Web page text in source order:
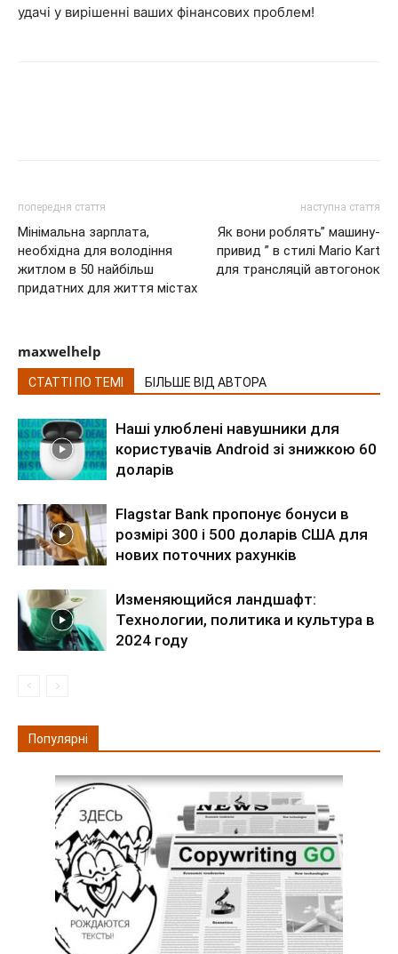
удачі у вирішенні ваших фінансових проблем!
попередня стаття
Мінімальна зарплата,
необхідна для володіння
житлом в 50 найбільш
придатних для життя містах
наступна стаття
Як вони роблять” машину-
привид ” в стилі Mario Kart
для трансляцій автогонок
maxwelhelp
СТАТТІ ПО ТЕМІ БІЛЬШЕ ВІД АВТОРА
Наші улюблені навушники для
користувачів Android зі знижкою 60
доларів
Flagstar Bank пропонує бонуси в
розмірі 300 і 500 доларів США для
нових поточних рахунків
Изменяющийся ландшафт:
Технологии, политика и культура в
2024 году
Популярні